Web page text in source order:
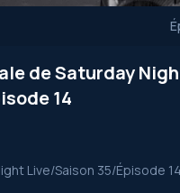
de Saturday
14
Live/Saison 35/Épisode 14